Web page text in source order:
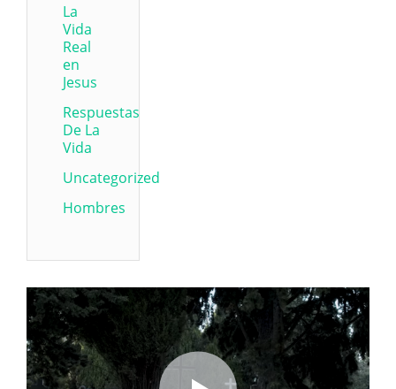
La
Vida
Real
en
Jesus
Respuestas
De La
Vida
Uncategorized
Hombres